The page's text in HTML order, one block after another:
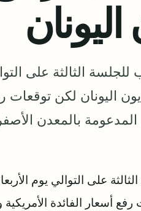
الثالثة على
اليونان لكن توقعات
المدعومة بالمعدن
على التوالي يوم
أسعار الفائدة